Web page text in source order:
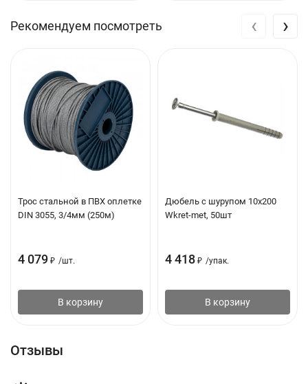
Подконструкции
Шкафчики
Плинтусы
Обшивка досками
Кабельные каналы
Опоры трубопроводов
Рекомендуем посмотреть
Трос стальной в ПВХ оплетке
DIN 3055, 3/4мм (250м)
4 079 ₽ /шт.
В корзину
Дюбель с шурупом 10х200
Wkret-met, 50шт
4 418 ₽ /упак.
В корзину
‹ ›
Отзывы